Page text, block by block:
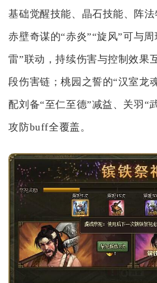
基础觉醒技能、晶石技能、阵
赤壁奇谋的“赤炎”“旋风”可与
雷”联动，持续伤害与控制效果
段伤害链；桃园之誓的“汉室龙
配刘备“至仁至德”减益、关羽“
攻防buff全覆盖。